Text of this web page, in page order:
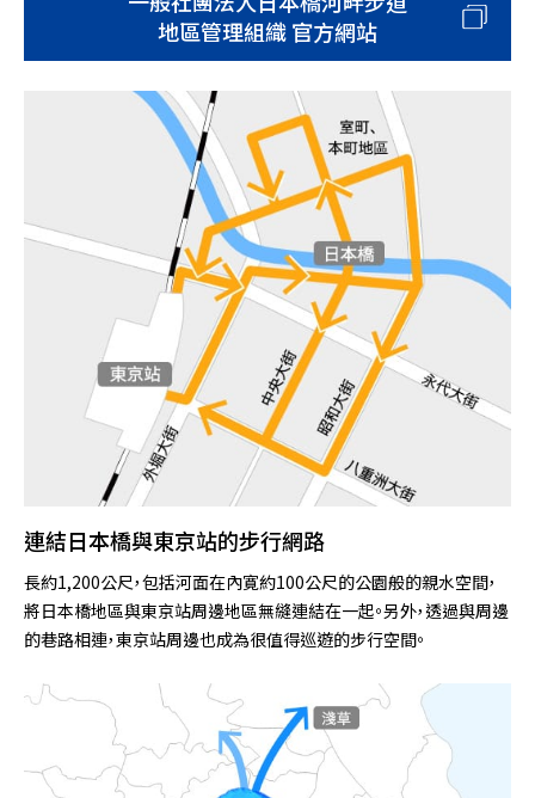
地區管理組織 官方網站
連結日本橋與東京站的步行網路
長約1,200公尺，包括河面在內寛約100公尺的公園般的親水空間，
將日本橋地區與東京站周邊地區無縫連結在一起。另外，透過與周邊
的巷路相連，東京站周邊也成為很值得巡遊的步行空間。